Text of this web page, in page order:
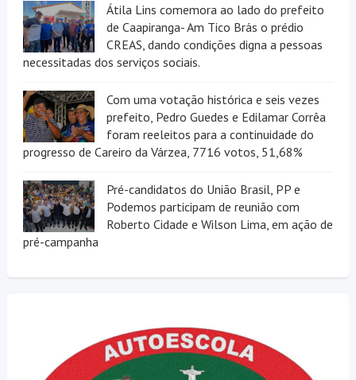
Átila Lins comemora ao lado do prefeito
de Caapiranga- Am Tico Brás o prédio
CREAS, dando condições digna a pessoas
necessitadas dos serviços sociais.
Com uma votação histórica e seis vezes
prefeito, Pedro Guedes e Edilamar Corrêa
foram reeleitos para a continuidade do
progresso de Careiro da Várzea, 7716 votos, 51,68%
Pré-candidatos do União Brasil, PP e
Podemos participam de reunião com
Roberto Cidade e Wilson Lima, em ação de
pré-campanha